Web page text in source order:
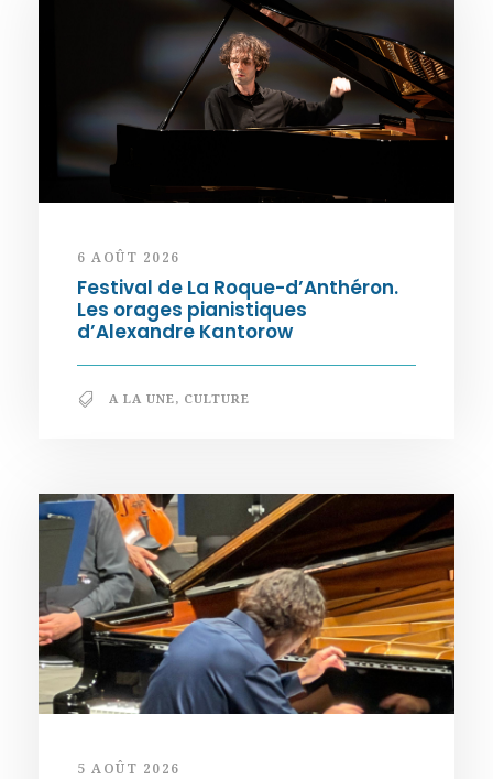
6 AOÛT 2026
Festival de La Roque-d’Anthéron.
Les orages pianistiques
d’Alexandre Kantorow
A LA UNE, CULTURE
5 AOÛT 2026